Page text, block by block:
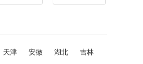
天津 安徽 湖北 吉林